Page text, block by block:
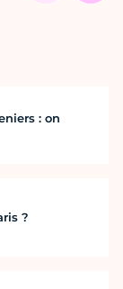
: on
?